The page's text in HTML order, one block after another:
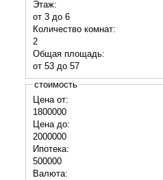
Этаж:
от 3 до 6
Количество комнат:
2
Общая площадь:
от 53 до 57
стоимость
Цена от:
1800000
Цена до:
2000000
Ипотека:
500000
Валюта: